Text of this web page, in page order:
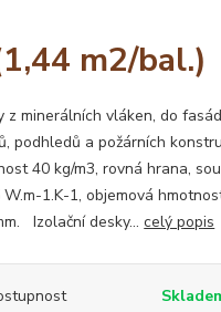
m2/bal.)
z minerálních vláken, do
podhledů a požárních
40 kg/m3, rovná hrana,
W.m-1.K-1, objemová
Izolační desky...celý popis